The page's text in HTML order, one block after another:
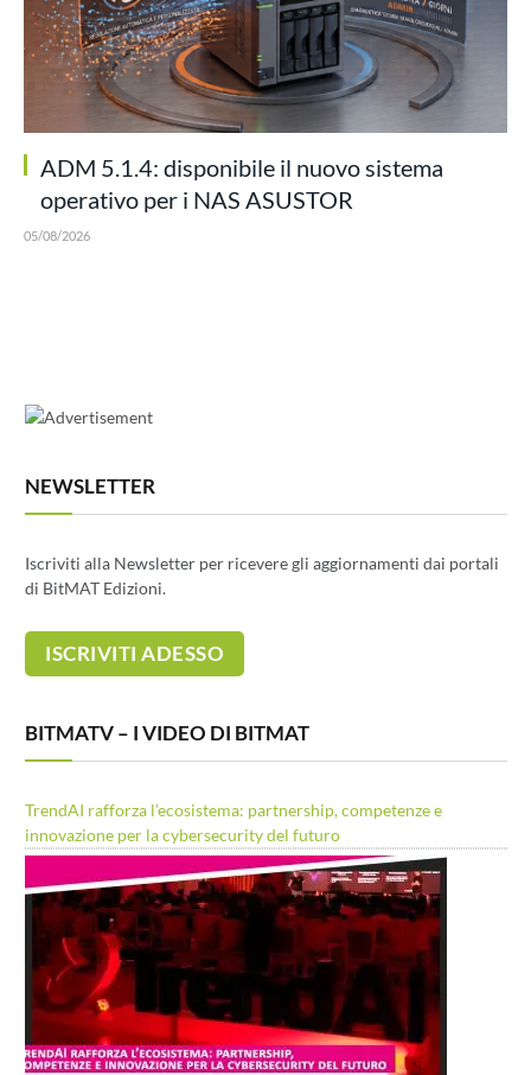
ADM 5.1.4: disponibile il nuovo sistema
operativo per i NAS ASUSTOR
05/08/2026
NEWSLETTER
Iscriviti alla Newsletter per ricevere gli aggiornamenti dai portali
di BitMAT Edizioni.
BITMATV – I VIDEO DI BITMAT
TrendAI rafforza l’ecosistema: partnership, competenze e
innovazione per la cybersecurity del futuro